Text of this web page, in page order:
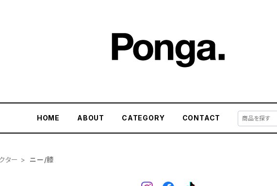
HOME ABOUT CATEGORY CONTACT
ター ニー/膝